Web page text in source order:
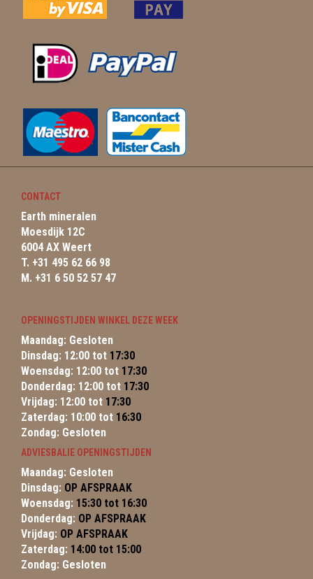
CONTACT
Earth mineralen
Moesdijk 12C
6004 AX Weert
T. +31 495 62 66 98
M. +31 6 50 52 57 47
OPENINGSTIJDEN WINKEL DEZE WEEK
Maandag: Gesloten
Dinsdag: 12:00 tot 17:30
Woensdag: 12:00 tot 17:30
Donderdag: 12:00 tot 17:30
Vrijdag: 12:00 tot 17:30
Zaterdag: 10:00 tot 16:30
Zondag: Gesloten
ADVIESBALIE OPENINGSTIJDEN
Maandag: Gesloten
Dinsdag: OP AFSPRAAK
Woensdag: 15:30 tot 16:30
Donderdag: OP AFSPRAAK
Vrijdag: OP AFSPRAAK
Zaterdag: 14:00 tot 15:00
Zondag: Gesloten